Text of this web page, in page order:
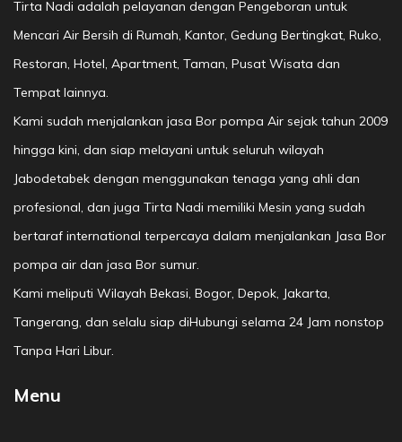
Tirta Nadi adalah pelayanan dengan Pengeboran untuk
Mencari Air Bersih di Rumah, Kantor, Gedung Bertingkat, Ruko,
Restoran, Hotel, Apartment, Taman, Pusat Wisata dan
Tempat lainnya.
Kami sudah menjalankan jasa Bor pompa Air sejak tahun 2009
hingga kini, dan siap melayani untuk seluruh wilayah
Jabodetabek dengan menggunakan tenaga yang ahli dan
profesional, dan juga Tirta Nadi memiliki Mesin yang sudah
bertaraf international terpercaya dalam menjalankan Jasa Bor
pompa air dan jasa Bor sumur.
Kami meliputi Wilayah Bekasi, Bogor, Depok, Jakarta,
Tangerang, dan selalu siap diHubungi selama 24 Jam nonstop
Tanpa Hari Libur.
Menu